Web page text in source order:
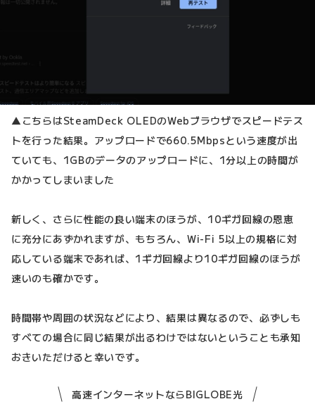
▲こちらはSteamDeck OLEDのWebブラウザでスピードテス
トを行った結果。アップロードで660.5Mbpsという速度が出
ていても、1GBのデータのアップロードに、1分以上の時間が
かかってしまいました
新しく、さらに性能の良い端末のほうが、10ギガ回線の恩恵
に充分にあずかれますが、もちろん、Wi-Fi 5以上の規格に対
応している端末であれば、1ギガ回線より10ギガ回線のほうが
速いのも確かです。
時間帯や周囲の状況などにより、結果は異なるので、必ずしも
すべての場合に同じ結果が出るわけではないということも承知
おきいただけると幸いです。
高速インターネットならBIGLOBE光